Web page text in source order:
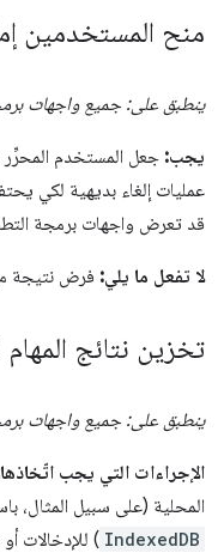
منح المستخدمين
ينطبق على: جميع واجهات
يجب: جعل المستخدم المحرِّر
عمليات إلغاء بديهية لكي
قد تعرض واجهات برمجة
لا تفعل ما يلي: فرض نتيجة
تخزين نتائج المهام
ينطبق على: جميع واجهات
الإجراءات التي يجب
المحلية (على سبيل المثال،
IndexedDB ) للإدخالات